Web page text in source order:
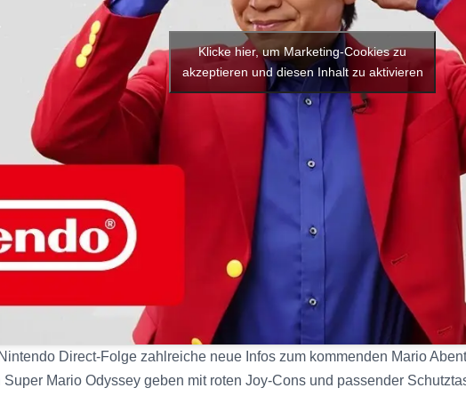
Klicke hier, um Marketing-Cookies zu
akzeptieren und diesen Inhalt zu aktivieren
Direct-Folge zahlreiche neue Infos zum kommenden Mario
Mario Odyssey geben mit roten Joy-Cons und passender